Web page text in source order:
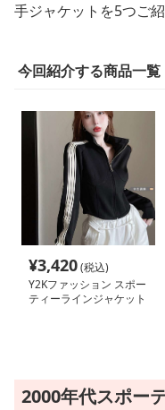
手ジャケットを5つご紹
今回紹介する商品一覧
¥3,420(税込)
Y2Kファッション スポー
ティーラインジャケット
2000年代スポー